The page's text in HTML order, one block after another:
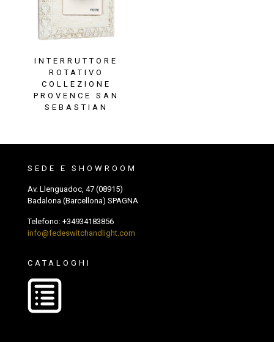
INTERRUTTORE
ROTATIVO
COLLEZIONE
PROVENCE SAN
SEBASTIAN
SEDE E SHOWROOM
Av. Llenguadoc, 47 (08915)
Badalona (Barcellona) SPAGNA
Telefono: +34934183856
info@fedeswitchandlight.com
CATALOGHI